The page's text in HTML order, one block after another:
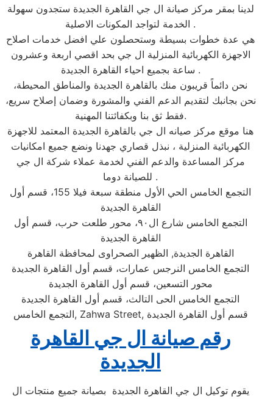
لدينا بمقر مركز صيانة ال جي القاهرة الجديدة ستجدون سهولة
الخدمة لتواجد المكونات الاصلية .
هي عدة خطوات بسيطة وستحصلون علي افضل خدمات اصلاح
الاجهزة الكهربائية المنزلية ال جي بحد اقصي اربعة وعشرون
ساعة بجميع احياء القاهرة الجديدة .
نحن دائماً قريبون منك بالقاهرة الجديدة والمناطق المحيطة،
نحن بجانبك لتقديم الدعم الفني والمشورة وضمان إصلاح سريع،
فقط ثق بنا وبكفائتنا المهنية.
هنا موقع مركز صيانه ال جي بالقاهرة الجديدة المعتمد للاجهزة
الكهربائية المنزلية ، نبذل قصاري جهدنا ونضع جميع امكانيات
مركز المساعدة والدعم الفني لخدمة عملاء شركة ال جي
للصيانة دوما .
التجمع الخامس الحي الأول منطقة سبعة فيلا 155، قسم أول
القاهرة الجديدة
التجمع الخامس شارع ال٩٠، محور طلعت حرب، قسم أول
القاهرة الجديدة
القاهرة الجديدة, الظهير الصحراوى لمحافظة القاهرة
التجمع الخامس النرجس عمارات، قسم أول القاهرة الجديدة
محور التسعين، قسم أول القاهرة الجديدة
التجمع الخامس الحى التالث، قسم أول القاهرة الجديدة
التجمع الخامس, Zahwa Street, قسم أول القاهرة الجديدة
رقم صيانة ال جي القاهرة
الجديدة
يقوم توكيل ال جي القاهرة الجديدة بصيانة جميع منتجات ال